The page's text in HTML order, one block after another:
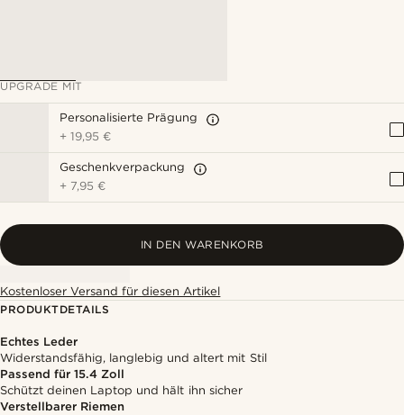
UPGRADE MIT
Personalisierte Prägung
+19,95 €
Geschenkverpackung
+ 7,95 €
IN DEN WARENKORB
Kostenloser Versand für diesen Artikel
PRODUKTDETAILS
Echtes Leder
Widerstandsfähig, langlebig und altert mit Stil
Passend für 15.4 Zoll
Schützt deinen Laptop und hält ihn sicher
Verstellbarer Riemen